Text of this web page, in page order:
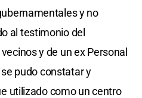
y no
al testimonio del
y de un ex Personal
pudo constatar y
utilizado como un centro